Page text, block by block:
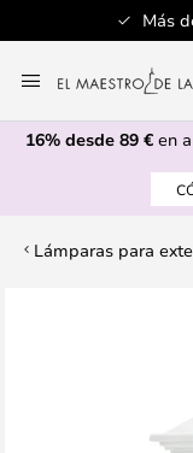
Más
al
contenido
16% desde 89 € en
Lámparas para